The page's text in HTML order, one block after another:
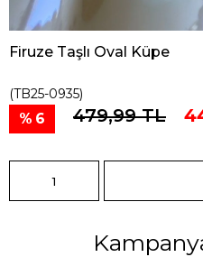
Firuze Taşlı Oval Küpe
(TB25-0935)
6 479,99 TL